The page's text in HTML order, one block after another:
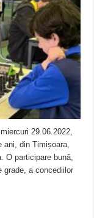
29.06.2022,
ani, din Timișoara,
O participare bună,
grade, a concediilor